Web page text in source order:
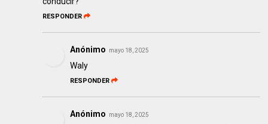
RESPONDER
Anónimo mayo 18, 2025
Waly
RESPONDER
Anónimo mayo 18, 2025